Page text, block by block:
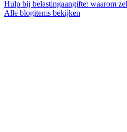
Hulp bij belastingaangifte: waarom
Alle blogitems bekijken